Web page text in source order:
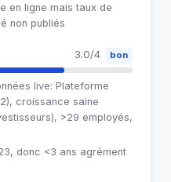
en ligne mais taux de
non publiés
3.0/4 bon
live: Plateforme
croissance saine
>29 employés,
donc <3 ans agrément